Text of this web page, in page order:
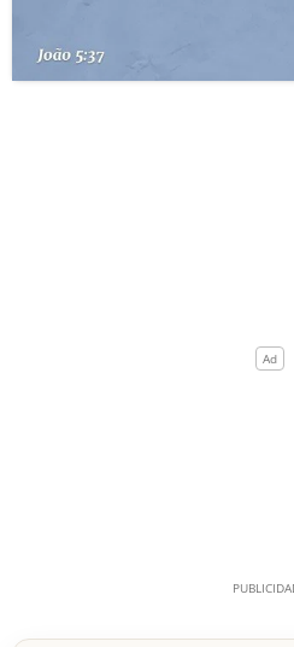
TERMO BÍBLICO